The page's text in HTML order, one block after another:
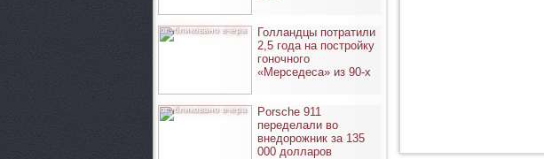
опубликовано вчера
Голландцы потратили
2,5 года на постройку
гоночного
«Мерседеса» из 90-х
опубликовано вчера
Porsche 911
переделали во
внедорожник за 135
000 долларов